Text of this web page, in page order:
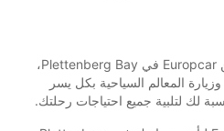
بفضل خدمات تأجير السيارات من Europcar في Plettenberg Bay،
المعالم السياحية بكل يسر
لك لتلبية جميع احتياجات رحلتك.